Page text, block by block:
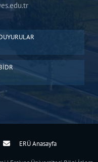
ERÜ Anasayfa